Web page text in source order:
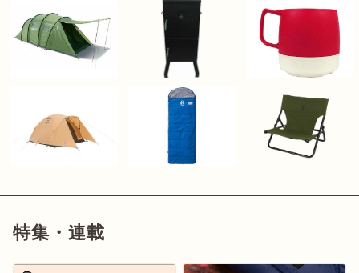
特集・連載